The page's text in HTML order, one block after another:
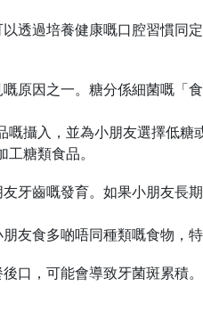
透過培養健康嘅口腔習慣同
原因之一。糖分係細菌嘅「
嘅攝入，並為小朋友選擇低糖
工糖類食品。
牙齒嘅發育。如果小朋友長
友食多啲唔同種類嘅食物，
口，可能會導致牙菌斑累積